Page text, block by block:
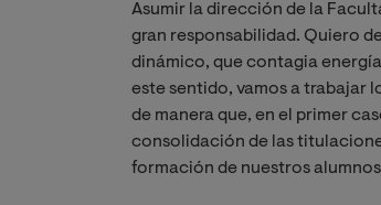
Asumir la dirección de la
gran responsabilidad. Quiero
dinámico, que contagia
este sentido, vamos a trabajar
de manera que, en el primer
consolidación de las
formación de nuestros